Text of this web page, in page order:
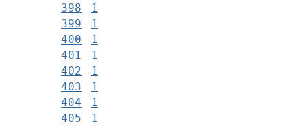
398
1
399
1
400
1
401
1
402
1
403
1
404
1
405
1